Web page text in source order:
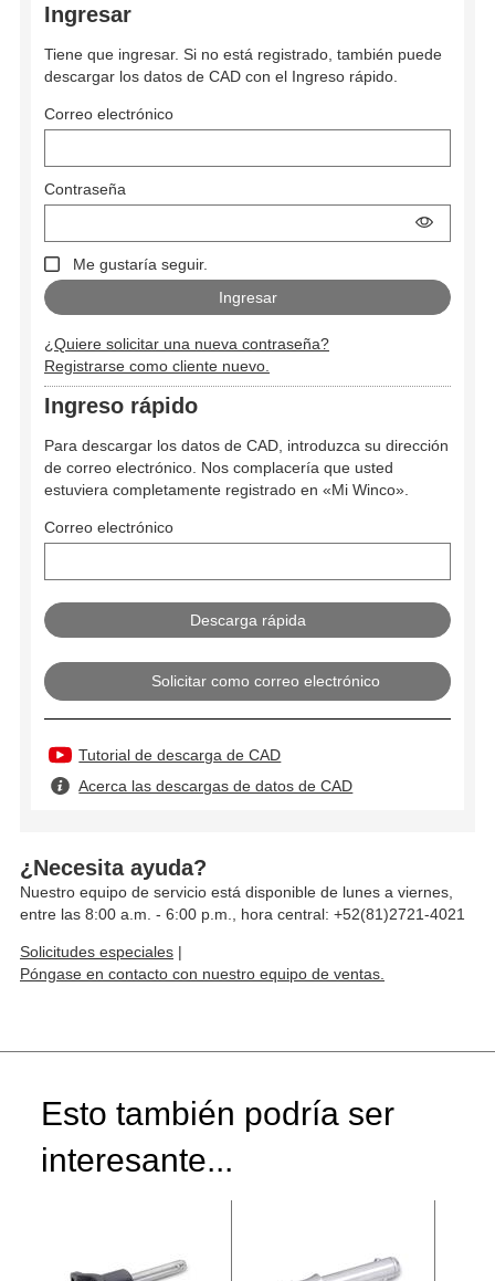
Ingresar
Tiene que ingresar. Si no está registrado, también puede
descargar los datos de CAD con el Ingreso rápido.
Correo electrónico
Contraseña
Me gustaría seguir.
¿Quiere solicitar una nueva contraseña?
Registrarse como cliente nuevo.
Ingreso rápido
Para descargar los datos de CAD, introduzca su dirección
de correo electrónico. Nos complacería que usted
estuviera completamente registrado en «Mi Winco».
Correo electrónico
Solicitar como correo electrónico
Tutorial de descarga de CAD
Acerca las descargas de datos de CAD
¿Necesita ayuda?
Nuestro equipo de servicio está disponible de lunes a viernes,
entre las 8:00 a.m. - 6:00 p.m., hora central: +52(81)2721-4021
Solicitudes especiales |
Póngase en contacto con nuestro equipo de ventas.
Esto también podría ser
interesante...